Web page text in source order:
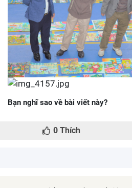
Bạn nghĩ sao về bài viết này?
0 Thích